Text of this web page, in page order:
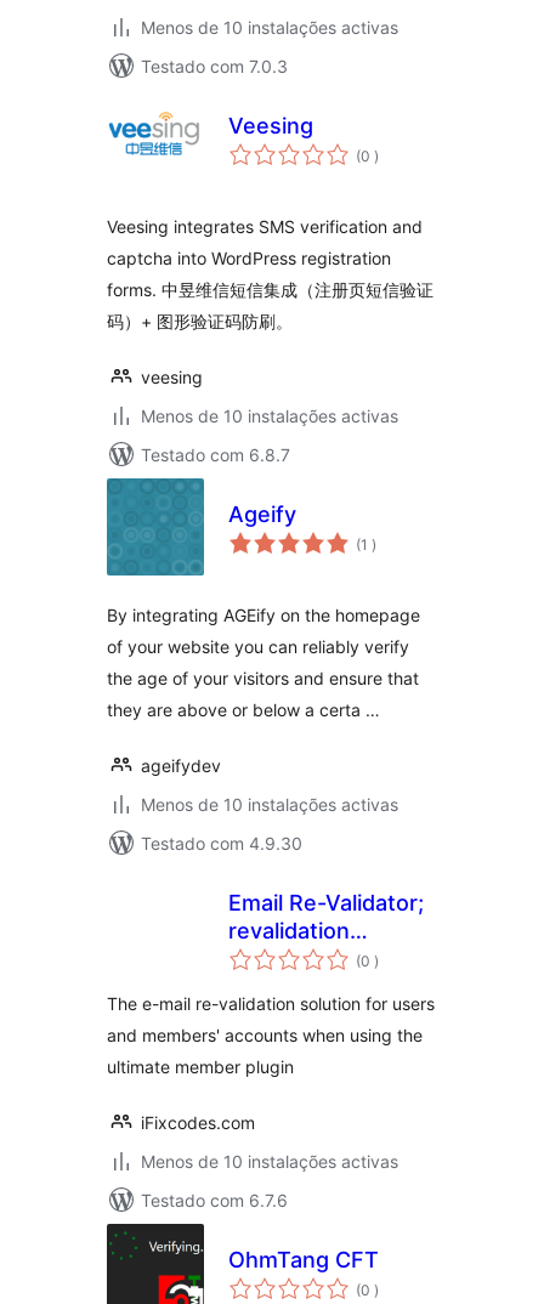
Menos de 10 instalações activas
Testado com 7.0.3
Veesing
(0 classificações
)
Veesing integrates SMS verification and
captcha into WordPress registration
forms. 中昱维信短信集成（注册页短信验证
码）+ 图形验证码防刷。
veesing
Menos de 10 instalações activas
Testado com 6.8.7
Ageify
(1 classificações
)
By integrating AGEify on the homepage
of your website you can reliably verify
the age of your visitors and ensure that
they are above or below a certa …
ageifydev
Menos de 10 instalações activas
Testado com 4.9.30
Email Re-Validator;
revalidation
solution for (0 classificações
)
The e-mail re-validation solution for users
and members' accounts when using the
ultimate member plugin
iFixcodes.com
Menos de 10 instalações activas
Testado com 6.7.6
OhmTang CFT
(0 classificações
)